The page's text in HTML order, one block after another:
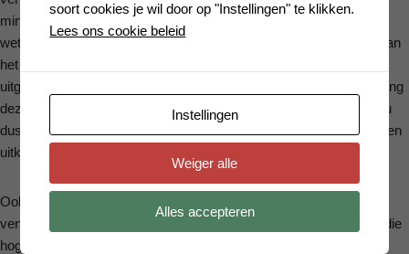
minstens 5% van de winst na belasting moet reserveren als
wettelijke reserve in uw vennootschap totdat deze reserve 10% van
het kapitaal bedraagt. Deze wettelijke reserve kan niet tussentijds
uitgekeerd worden en dient dus in de vennootschap te blijven zolang
deze bestaat. Als de wettelijke reserve ook afgeschaft wordt, zal u
dus dit bedrag voortaan ook via dividend of liquidatiereserve kunnen
uitkeren aan de aandeelhouders.
Ook de quasi-inbreng, waarbij je een privé-goed verkocht aan uw
vennootschap binnen de 2 jaar na oprichting en dit voor een prijs die
hoger lag dan 10% van het maatschappelijk kapitaal, zal hierdoor
soort cookies je wil door op "Instellingen" te klikken.
Lees ons cookie beleid
Instellingen
Weiger alle
Alles accepteren